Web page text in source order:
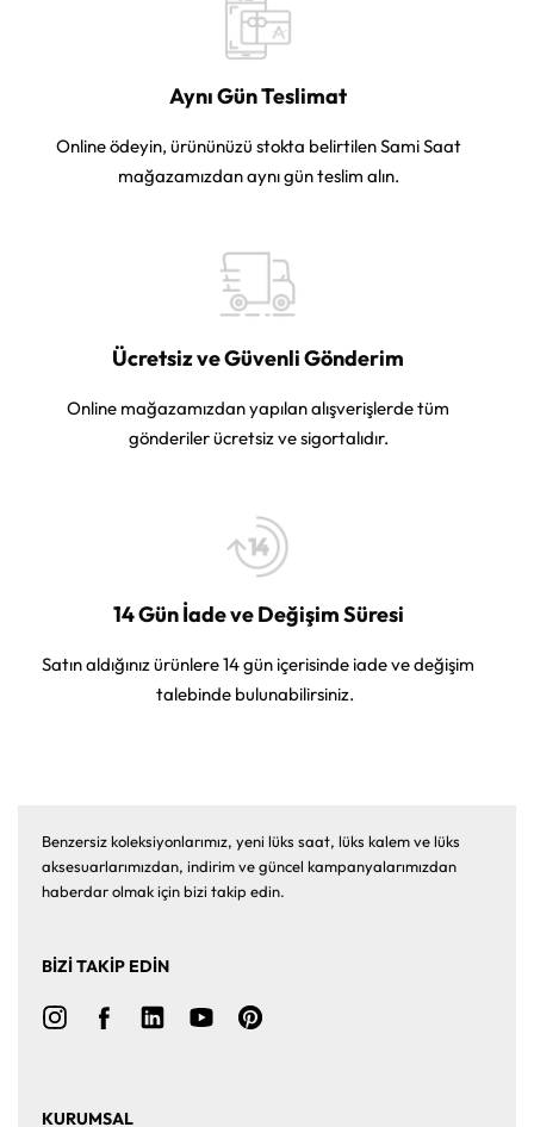
Aynı Gün Teslimat
Online ödeyin, ürününüzü stokta belirtilen Sami Saat
mağazamızdan aynı gün teslim alın.
Ücretsiz ve Güvenli Gönderim
Online mağazamızdan yapılan alışverişlerde tüm
gönderiler ücretsiz ve sigortalıdır.
14 Gün İade ve Değişim Süresi
Satın aldığınız ürünlere 14 gün içerisinde iade ve değişim
talebinde bulunabilirsiniz.
Benzersiz koleksiyonlarımız, yeni lüks saat, lüks kalem ve lüks
aksesuarlarımızdan, indirim ve güncel kampanyalarımızdan
haberdar olmak için bizi takip edin.
BİZİ TAKİP EDİN
KURUMSAL